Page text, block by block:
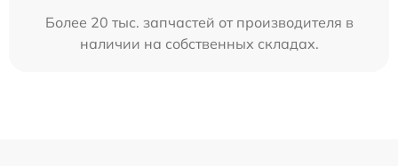
Более 20 тыс. запчастей от производителя в
наличии на собственных складах.